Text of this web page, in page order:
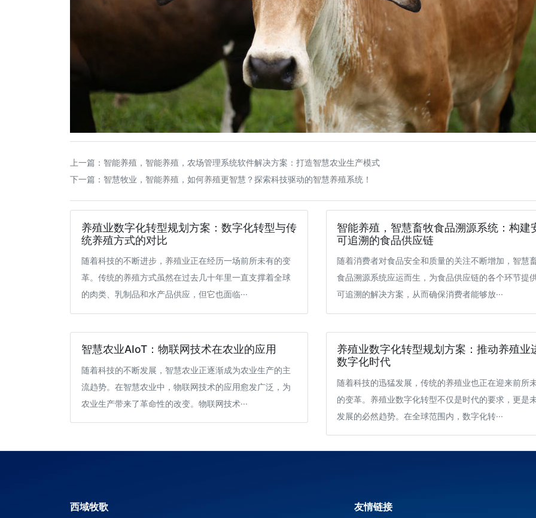
上一篇： 智能养殖，智能养殖，农场管理系统软件解决方案：打造智慧农业生产模式
下一篇： 智慧牧业，智能养殖，如何养殖更智慧？探索科技驱动的智慧养殖系统！
养殖业数字化转型规划方案：数字化转型与传
统养殖方式的对比
随着科技的不断进步，养殖业正在经历一场前所未有的变
革。传统的养殖方式虽然在过去几十年里一直支撑着全球
的肉类、乳制品和水产品供应，但它也面临···
智能养殖，智慧畜牧食品溯源系统：构建
可追溯的食品供应链
随着消费者对食品安全和质量的关注不断增加，智慧
食品溯源系统应运而生，为食品供应链的各个环节提
可追溯的解决方案，从而确保消费者能够放···
智慧农业AIoT：物联网技术在农业的应用
随着科技的不断发展，智慧农业正逐渐成为农业生产的主
流趋势。在智慧农业中，物联网技术的应用愈发广泛，为
农业生产带来了革命性的改变。物联网技术···
养殖业数字化转型规划方案：推动养殖业
数字化时代
随着科技的迅猛发展，传统的养殖业也正在迎来前所
的变革。养殖业数字化转型不仅是时代的要求，更是
发展的必然趋势。在全球范围内，数字化转···
西域牧歌 友情链接